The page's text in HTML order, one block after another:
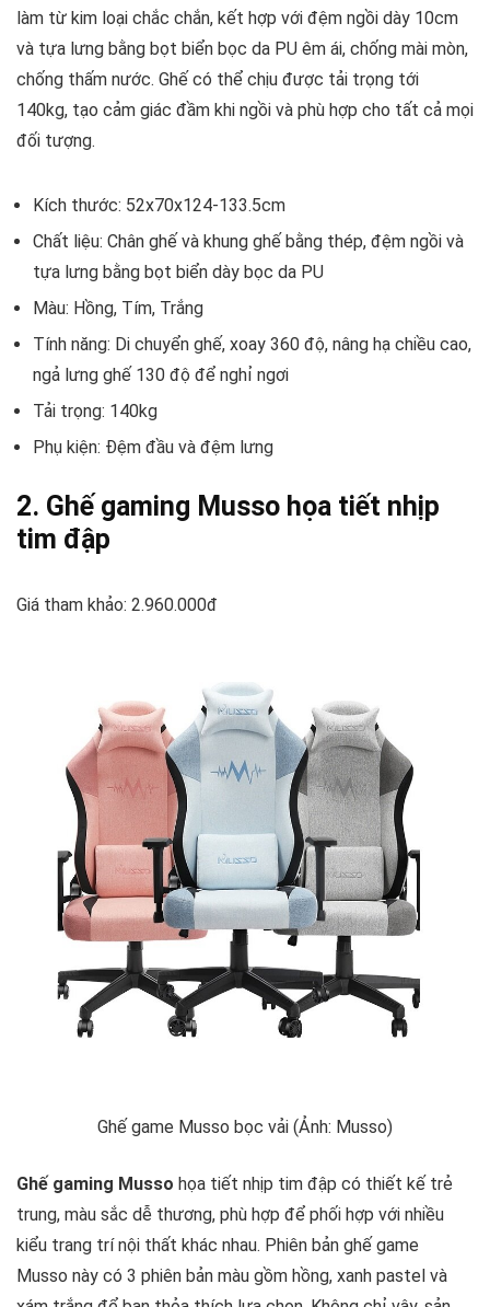
làm từ kim loại chắc chắn, kết hợp với đệm ngồi dày 10cm
và tựa lưng bằng bọt biển bọc da PU êm ái, chống mài mòn,
chống thấm nước. Ghế có thể chịu được tải trọng tới
140kg, tạo cảm giác đầm khi ngồi và phù hợp cho tất cả mọi
đối tượng.
Kích thước: 52x70x124-133.5cm
Chất liệu: Chân ghế và khung ghế bằng thép, đệm ngồi và
tựa lưng bằng bọt biển dày bọc da PU
Màu: Hồng, Tím, Trắng
Tính năng: Di chuyển ghế, xoay 360 độ, nâng hạ chiều cao,
ngả lưng ghế 130 độ để nghỉ ngơi
Tải trọng: 140kg
Phụ kiện: Đệm đầu và đệm lưng
2. Ghế gaming Musso họa tiết nhịp
tim đập
Giá tham khảo: 2.960.000đ
Ghế game Musso bọc vải (Ảnh: Musso)
Ghế gaming Musso họa tiết nhịp tim đập có thiết kế trẻ
trung, màu sắc dễ thương, phù hợp để phối hợp với nhiều
kiểu trang trí nội thất khác nhau. Phiên bản ghế game
Musso này có 3 phiên bản màu gồm hồng, xanh pastel và